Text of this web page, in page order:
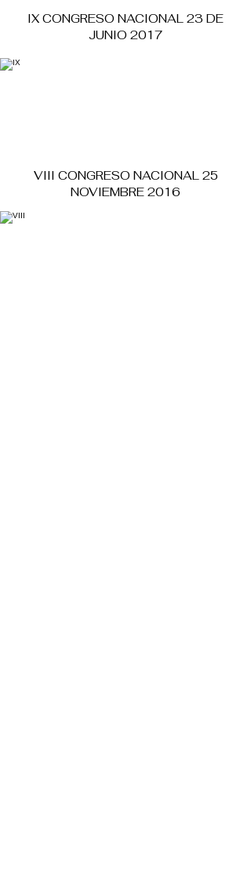
IX CONGRESO NACIONAL 23 DE
JUNIO 2017
VIII CONGRESO NACIONAL 25
NOVIEMBRE 2016